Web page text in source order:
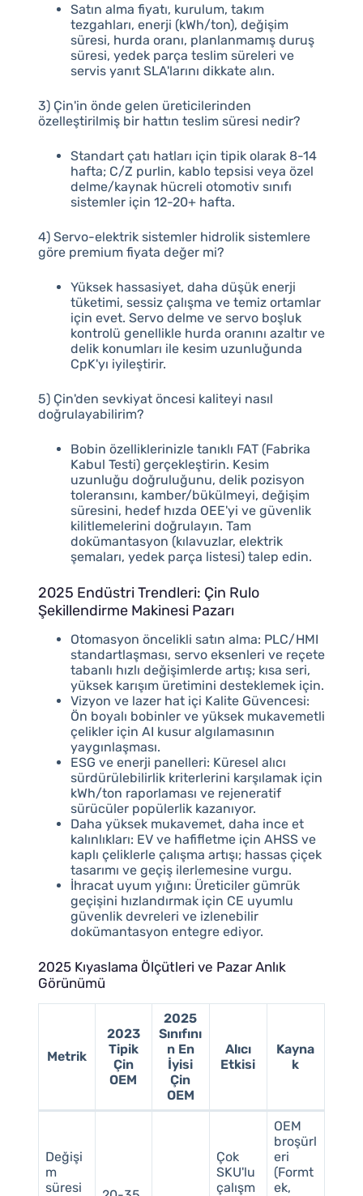
Satın alma fiyatı, kurulum, takım
tezgahları, enerji (kWh/ton), değişim
süresi, hurda oranı, planlanmamış duruş
süresi, yedek parça teslim süreleri ve
servis yanıt SLA'larını dikkate alın.
3) Çin'in önde gelen üreticilerinden
özelleştirilmiş bir hattın teslim süresi nedir?
Standart çatı hatları için tipik olarak 8-14
hafta; C/Z purlin, kablo tepsisi veya özel
delme/kaynak hücreli otomotiv sınıfı
sistemler için 12-20+ hafta.
4) Servo-elektrik sistemler hidrolik sistemlere
göre premium fiyata değer mi?
Yüksek hassasiyet, daha düşük enerji
tüketimi, sessiz çalışma ve temiz ortamlar
için evet. Servo delme ve servo boşluk
kontrolü genellikle hurda oranını azaltır ve
delik konumları ile kesim uzunluğunda
CpK'yı iyileştirir.
5) Çin'den sevkiyat öncesi kaliteyi nasıl
doğrulayabilirim?
Bobin özelliklerinizle tanıklı FAT (Fabrika
Kabul Testi) gerçekleştirin. Kesim
uzunluğu doğruluğunu, delik pozisyon
toleransını, kamber/bükülmeyi, değişim
süresini, hedef hızda OEE'yi ve güvenlik
kilitlemelerini doğrulayın. Tam
dokümantasyon (kılavuzlar, elektrik
şemaları, yedek parça listesi) talep edin.
2025 Endüstri Trendleri: Çin Rulo
Şekillendirme Makinesi Pazarı
Otomasyon öncelikli satın alma: PLC/HMI
standartlaşması, servo eksenleri ve reçete
tabanlı hızlı değişimlerde artış; kısa seri,
yüksek karışım üretimini desteklemek için.
Vizyon ve lazer hat içi Kalite Güvencesi:
Ön boyalı bobinler ve yüksek mukavemetli
çelikler için AI kusur algılamasının
yaygınlaşması.
ESG ve enerji panelleri: Küresel alıcı
sürdürülebilirlik kriterlerini karşılamak için
kWh/ton raporlaması ve rejeneratif
sürücüler popülerlik kazanıyor.
Daha yüksek mukavemet, daha ince et
kalınlıkları: EV ve hafifletme için AHSS ve
kaplı çeliklerle çalışma artışı; hassas çiçek
tasarımı ve geçiş ilerlemesine vurgu.
İhracat uyum yığını: Üreticiler gümrük
geçişini hızlandırmak için CE uyumlu
güvenlik devreleri ve izlenebilir
dokümantasyon entegre ediyor.
2025 Kıyaslama Ölçütleri ve Pazar Anlık
Görünümü
Metrik
2023
Tipik
Çin
OEM
2025
Sınıfını
n En
İyisi
Çin
OEM
Alıcı
Etkisi
Kayna
k
Değişi
m
süresi
Çok
SKU'lu
çalışm
OEM
broşürl
eri
(Formt
ek,